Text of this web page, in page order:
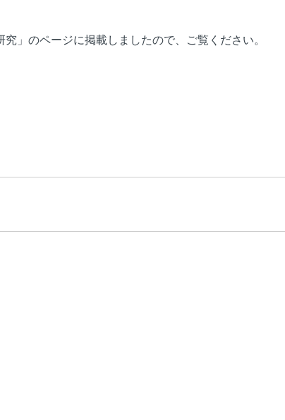
」のページに掲載しましたので、ご覧ください。